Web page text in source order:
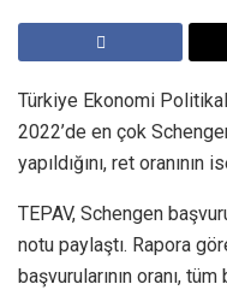
Türkiye Ekonomi
2022’de en çok
yapıldığını, ret
TEPAV, Schengen
notu paylaştı. Rapora
başvurularının oranı,